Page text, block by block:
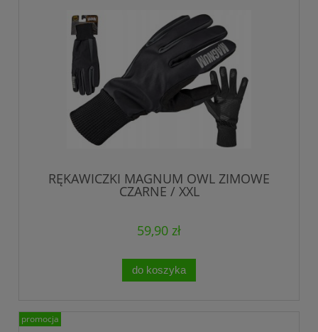
RĘKAWICZKI MAGNUM OWL ZIMOWE
CZARNE / XXL
59,90 zł
do koszyka
promocja